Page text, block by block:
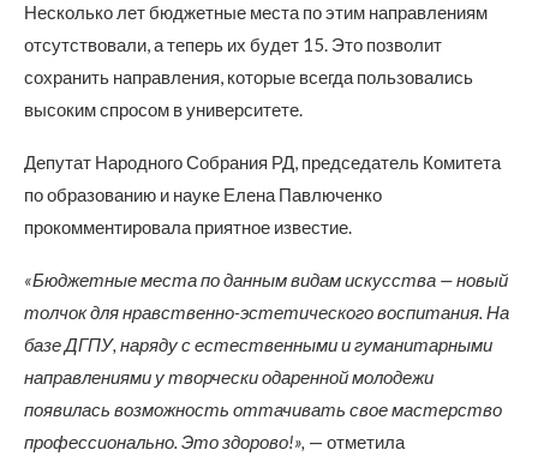
Несколько лет бюджетные места по этим направлениям
отсутствовали, а теперь их будет 15. Это позволит
сохранить направления, которые всегда пользовались
высоким спросом в университете.
Депутат Народного Собрания РД, председатель Комитета
по образованию и науке Елена Павлюченко
прокомментировала приятное известие.
«Бюджетные места по данным видам искусства — новый
толчок для нравственно-эстетического воспитания. На
базе ДГПУ, наряду с естественными и гуманитарными
направлениями у творчески одаренной молодежи
появилась возможность оттачивать свое мастерство
профессионально. Это здорово!», — отметила